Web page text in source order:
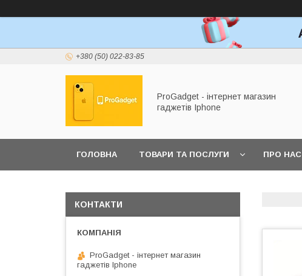
+380 (50) 022-83-85
ProGadget - iнтернет магазин
гаджетів Iphone
ГОЛОВНА ТОВАРИ ТА ПОСЛУГИ ПРО НАС
КОНТАКТИ
ProGadget - iнтернет магазин
гаджетів Iphone